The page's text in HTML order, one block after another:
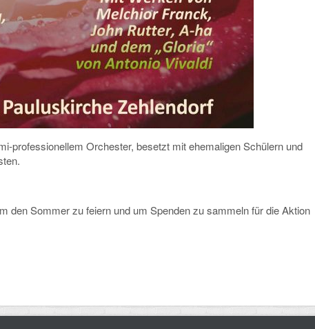
professionellem Orchester, besetzt mit ehemaligen Schülern und
den Sommer zu feiern und um Spenden zu sammeln für die Aktion